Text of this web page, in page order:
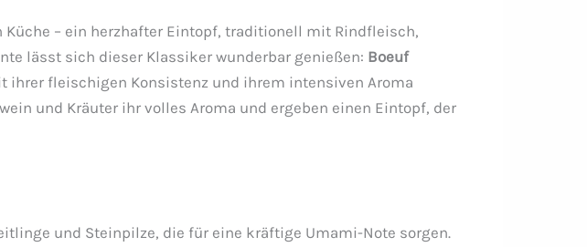
– ein herzhafter Eintopf, traditionell mit Rindfleisch,
lässt sich dieser Klassiker wunderbar genießen: Boeuf
ihrer fleischigen Konsistenz und ihrem intensiven Aroma
und Kräuter ihr volles Aroma und ergeben einen Eintopf, der
und Steinpilze, die für eine kräftige Umami-Note sorgen.